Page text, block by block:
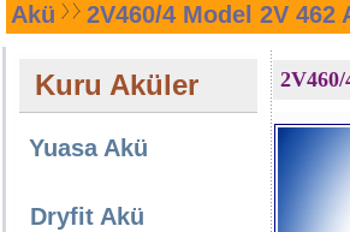
Akü 2V460/4 Model 2V 462
Kuru Aküler
Yuasa Akü
Dryfit Akü